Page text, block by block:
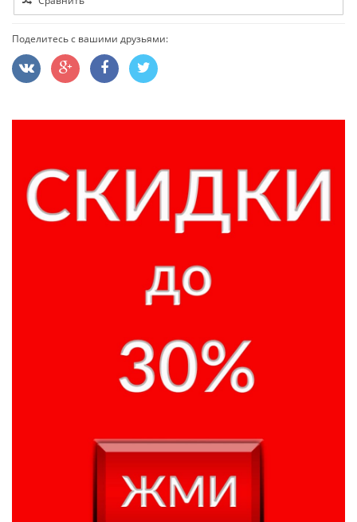
Поделитесь с вашими друзьями: